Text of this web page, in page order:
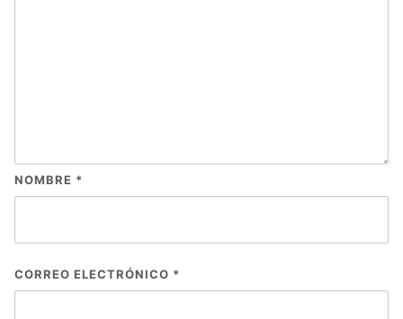
NOMBRE *
CORREO ELECTRÓNICO *